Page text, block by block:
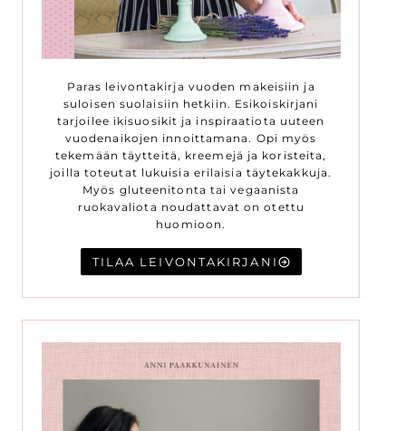
Paras leivontakirja vuoden makeisiin ja
suloisen suolaisiin hetkiin. Esikoiskirjani
tarjoilee ikisuosikit ja inspiraatiota uuteen
vuodenaikojen innoittamana. Opi myös
tekemään täytteitä, kreemejä ja koristeita,
joilla toteutat lukuisia erilaisia täytekakkuja.
Myös gluteenitonta tai vegaanista
ruokavaliota noudattavat on otettu
huomioon.
TILAA LEIVONTAKIRJANI